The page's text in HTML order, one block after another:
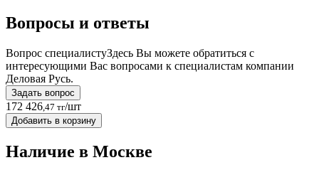
Вопросы и ответы
Вопрос специалистуЗдесь Вы можете обратиться с
интересующими Вас вопросами к специалистам компании
Деловая Русь.
Задать вопрос
172 426,47 тг/шт
Добавить в корзину
Наличие в Москвe